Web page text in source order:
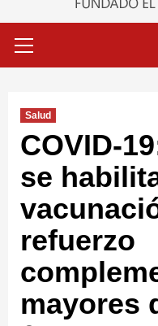
primario
Salud
COVID-
se
refuerzo
mayores